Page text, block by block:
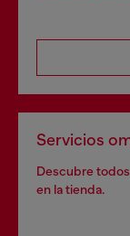
Servicios
Descubre
en la tienda.